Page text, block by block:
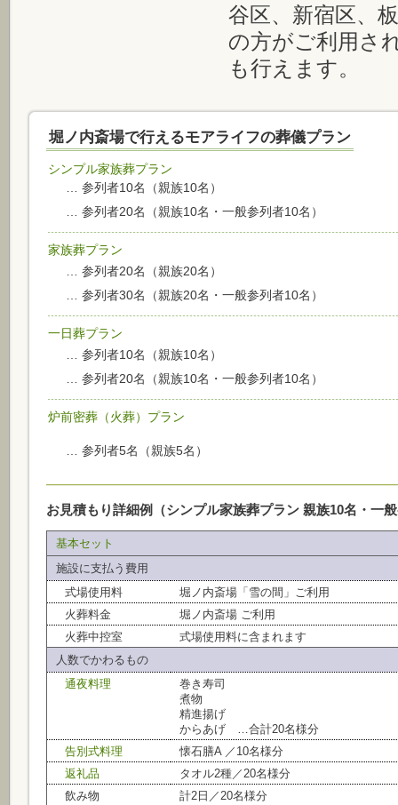
谷区、新宿区、
の方がご利用さ
も行えます。
堀ノ内斎場で行えるモアライフの葬儀プラン
シンプル家族葬プラン
… 参列者10名（親族10名）
… 参列者20名（親族10名・一般参列者10名）
家族葬プラン
… 参列者20名（親族20名）
… 参列者30名（親族20名・一般参列者10名）
一日葬プラン
… 参列者10名（親族10名）
… 参列者20名（親族10名・一般参列者10名）
炉前密葬（火葬）プラン
… 参列者5名（親族5名）
お見積もり詳細例（シンプル家族葬プラン 親族10名・一
基本セット
施設に支払う費用
式場使用料
堀ノ内斎場「雪の間」ご利用
火葬料金
堀ノ内斎場 ご利用
火葬中控室
式場使用料に含まれます
人数でかわるもの
通夜料理
巻き寿司
煮物
精進揚げ
からあげ …合計20名様分
告別式料理
懐石膳A ／10名様分
返礼品
タオル2種／20名様分
飲み物
計2日／20名様分